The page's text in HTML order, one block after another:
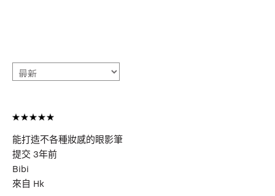
能打造不各種妝感的眼影筆
提交 3年前
Bibi
來自 Hk